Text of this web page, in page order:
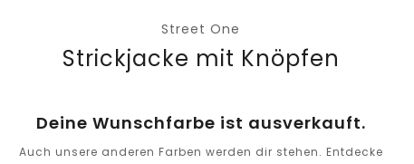
Street One
Strickjacke mit Knöpfen
Deine Wunschfarbe ist ausverkauft.
Auch unsere anderen Farben werden dir stehen. Entdecke